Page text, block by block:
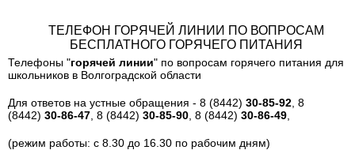
ТЕЛЕФОН ГОРЯЧЕЙ ЛИНИИ ПО ВОПРОСАМ
БЕСПЛАТНОГО ГОРЯЧЕГО ПИТАНИЯ
Телефоны "горячей линии" по вопросам горячего питания для
школьников в Волгоградской области
Для ответов на устные обращения - 8 (8442) 30-85-92 , 8
(8442) 30-86-47 , 8 (8442) 30-85-90 , 8 (8442) 30-86-49
(режим работы: с 8.30 до 16.30 по рабочим дням)